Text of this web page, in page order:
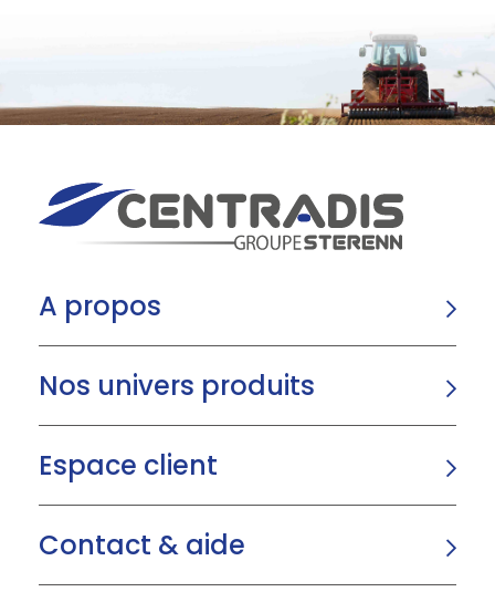
A propos
Nos univers produits
Espace client
Contact & aide